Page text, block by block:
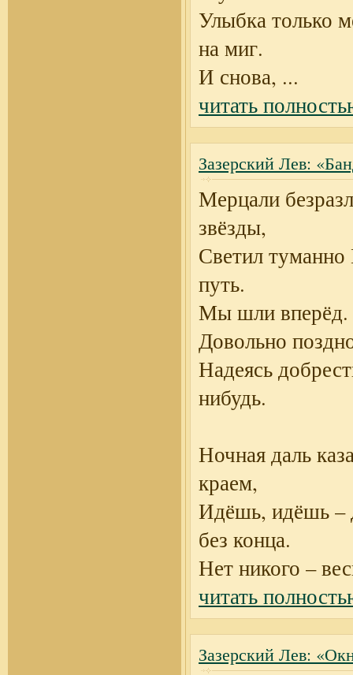
Улыбка только
на миг.
И снова, ...
читать
Зазерский Лев:
Мерцали
звёзды,
Светил
путь.
Мы шли вперёд.
Довольно
Надеясь
нибудь.
Ночная даль
краем,
Идёшь, идёшь –
без конца.
Нет никого –
читать
Зазерский Лев: